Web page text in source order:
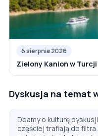
6 sierpnia 2026
Zielony Kanion w
Dyskusja na temat
Dbamy o kulturę
częściej trafiają do